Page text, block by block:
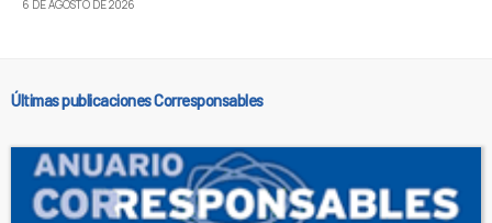
6 DE AGOSTO DE 2026
Últimas publicaciones Corresponsables